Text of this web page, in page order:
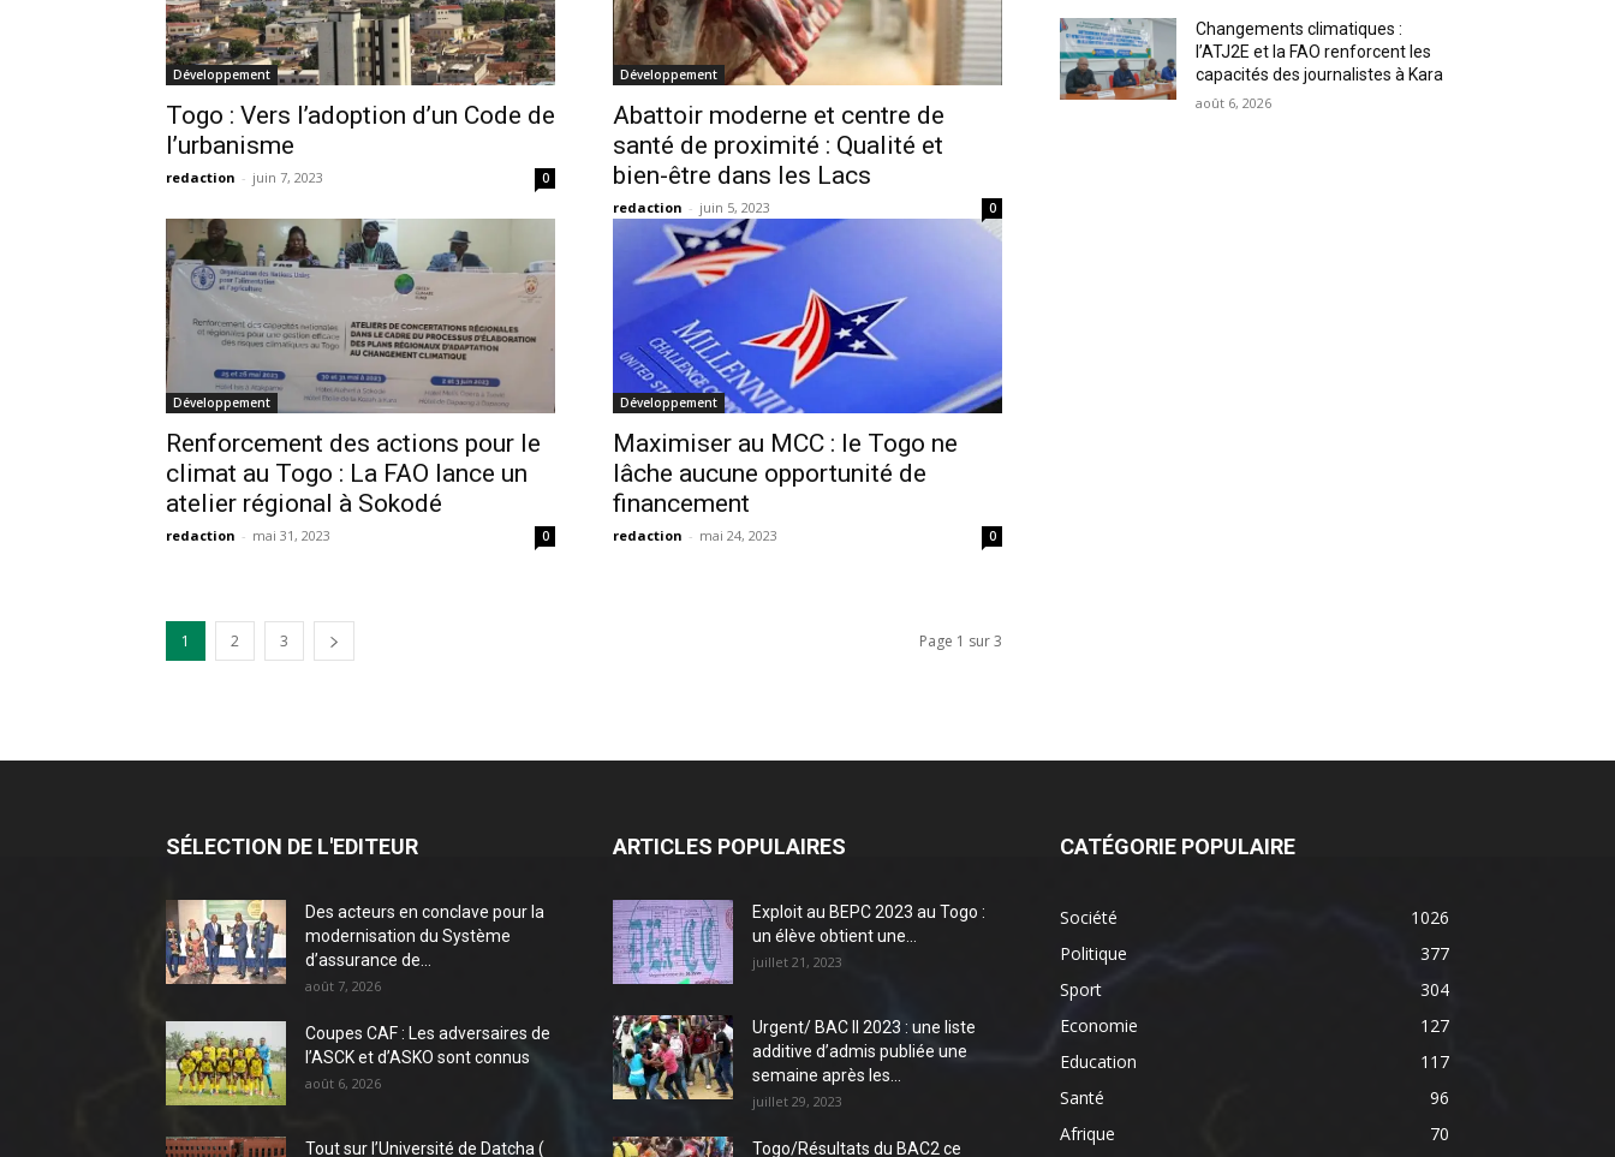
Développement
Togo : Vers l’adoption d’un Code de
l’urbanisme
redaction - juin 7, 2023 0
Développement
Abattoir moderne et centre de
santé de proximité : Qualité et
bien-être dans les Lacs
redaction - juin 5, 2023 0
Développement
Renforcement des actions pour le
climat au Togo : La FAO lance un
atelier régional à Sokodé
redaction - mai 31, 2023 0
Développement
Maximiser au MCC : le Togo ne
lâche aucune opportunité de
financement
redaction - mai 24, 2023 0
1 2 3 Page 1 sur 3
Changements climatiques :
l’ATJ2E et la FAO renforcent les
capacités des journalistes à Kara
août 6, 2026
SÉLECTION DE L'EDITEUR
Des acteurs en conclave pour la
modernisation du Système
d’assurance de...
août 7, 2026
Coupes CAF : Les adversaires de
l’ASCK et d’ASKO sont connus
août 6, 2026
Tout sur l’Université de Datcha (
ARTICLES POPULAIRES
Exploit au BEPC 2023 au Togo :
un élève obtient une...
juillet 21, 2023
Urgent/ BAC II 2023 : une liste
additive d’admis publiée une
semaine après les...
juillet 29, 2023
Togo/Résultats du BAC2 ce
CATÉGORIE POPULAIRE
Société
1026
Politique
377
Sport
304
Economie
127
Education
117
Santé
96
Afrique
70